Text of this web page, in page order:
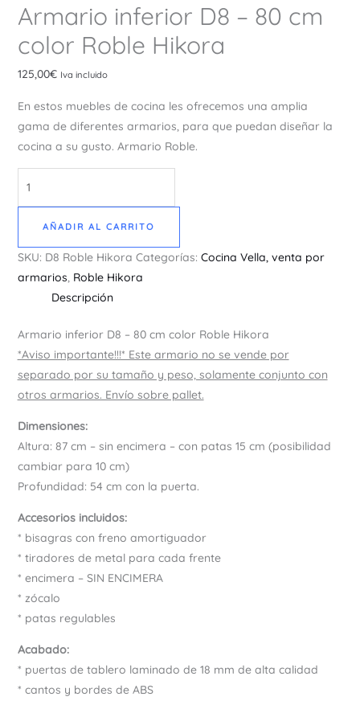
Armario inferior D8 – 80 cm
color Roble Hikora
125,00€ Iva incluido
En estos muebles de cocina les ofrecemos una amplia
gama de diferentes armarios, para que puedan diseñar la
cocina a su gusto. Armario Roble.
AÑADIR AL CARRITO
SKU: D8 Roble Hikora Categorías: Cocina Vella, venta por
armarios, Roble Hikora
Descripción
Armario inferior D8 – 80 cm color Roble Hikora
*Aviso importante!!!* Este armario no se vende por
separado por su tamaño y peso, solamente conjunto con
otros armarios. Envío sobre pallet.
Dimensiones:
Altura: 87 cm – sin encimera – con patas 15 cm (posibilidad
cambiar para 10 cm)
Profundidad: 54 cm con la puerta.
Accesorios incluidos:
* bisagras con freno amortiguador
* tiradores de metal para cada frente
* encimera – SIN ENCIMERA
* zócalo
* patas regulables
Acabado:
* puertas de tablero laminado de 18 mm de alta calidad
* cantos y bordes de ABS